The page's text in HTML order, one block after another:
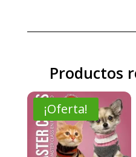
Productos
¡Oferta!